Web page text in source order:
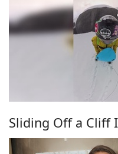
Sliding Off a Cliff